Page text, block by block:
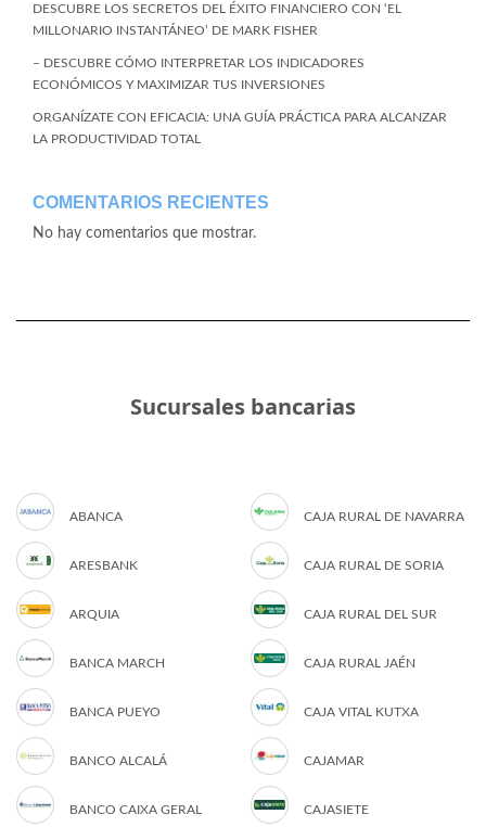
DESCUBRE LOS SECRETOS DEL ÉXITO FINANCIERO CON ‘EL
MILLONARIO INSTANTÁNEO’ DE MARK FISHER
– DESCUBRE CÓMO INTERPRETAR LOS INDICADORES
ECONÓMICOS Y MAXIMIZAR TUS INVERSIONES
ORGANÍZATE CON EFICACIA: UNA GUÍA PRÁCTICA PARA ALCANZAR
LA PRODUCTIVIDAD TOTAL
COMENTARIOS RECIENTES
No hay comentarios que mostrar.
Sucursales bancarias
ABANCA
ARESBANK
ARQUIA
BANCA MARCH
BANCA PUEYO
BANCO ALCALÁ
BANCO CAIXA GERAL
CAJA RURAL DE NAVARRA
CAJA RURAL DE SORIA
CAJA RURAL DEL SUR
CAJA RURAL JAÉN
CAJA VITAL KUTXA
CAJAMAR
CAJASIETE